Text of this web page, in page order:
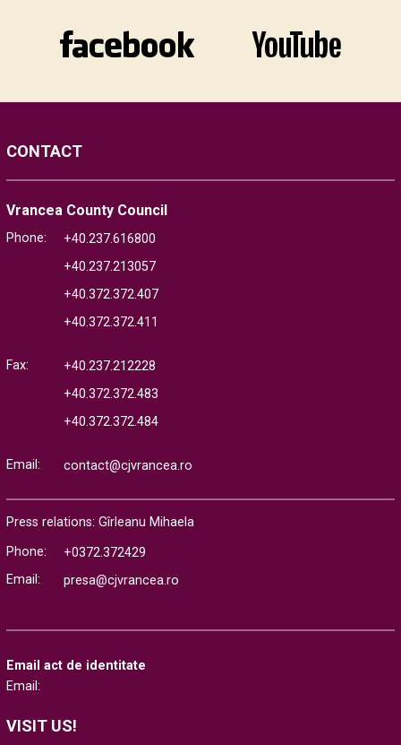
CONTACT
Vrancea County Council
Phone:
+40.237.616800
+40.237.213057
+40.372.372.407
+40.372.372.411
Fax:
+40.237.212228
+40.372.372.483
+40.372.372.484
Email: contact@cjvrancea.ro
Press relations: Gîrleanu Mihaela
Phone:
+0372.372429
Email:
presa@cjvrancea.ro
Email act de identitate
Email:
VISIT US!